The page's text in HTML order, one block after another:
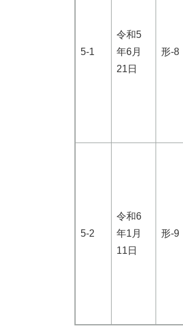
5-1
令和5
年6月
21日
形-8
5-2
令和6
年1月
11日
形-9